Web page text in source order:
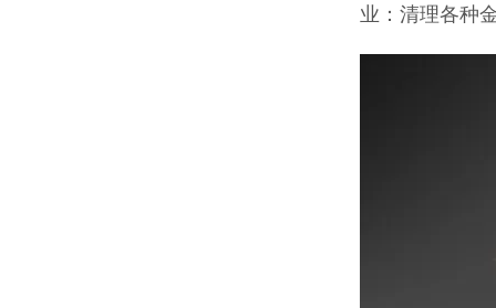
业：清理各种